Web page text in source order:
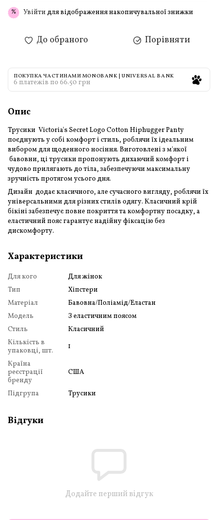
% Увійти для відображення накопичувальної знижки
До обраного Порівняти
ПОКУПКА ЧАСТИНАМИ MONOBANK | UNIVERSAL BANK
6 платежів по 66.50 грн
Опис
Трусики Victoria's Secret Logo Cotton Hiphugger Panty
поєднують у собі комфорт і стиль, роблячи їх ідеальним
вибором для щоденного носіння. Виготовлені з м'якої
бавовни, ці трусики пропонують дихаючий комфорт і
чудово прилягають до тіла, забезпечуючи максимальну
зручність протягом усього дня.
Дизайн додає класичного, але сучасного вигляду, роблячи їх
універсальними для різних стилів одягу. Класичний крій
бікіні забезпечує повне покриття та комфортну посадку, а
еластичний пояс гарантує надійну фіксацію без
дискомфорту.
Характеристики
Для кого
Для жінок
Тип
Хіпстери
Матеріал
Бавовна/Поліамід/Еластан
Модель
З еластичним поясом
Стиль
Класичний
Кількість в
упаковці, шт.
1
Країна
реєстрації
бренду
США
Підгрупа Трусики
Відгуки
Додайте перший відгук